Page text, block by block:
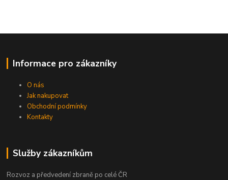
Informace pro zákazníky
O nás
Jak nakupovat
Obchodní podmínky
Kontakty
Služby zákazníkům
Rozvoz a předvedení zbraně po celé ČR